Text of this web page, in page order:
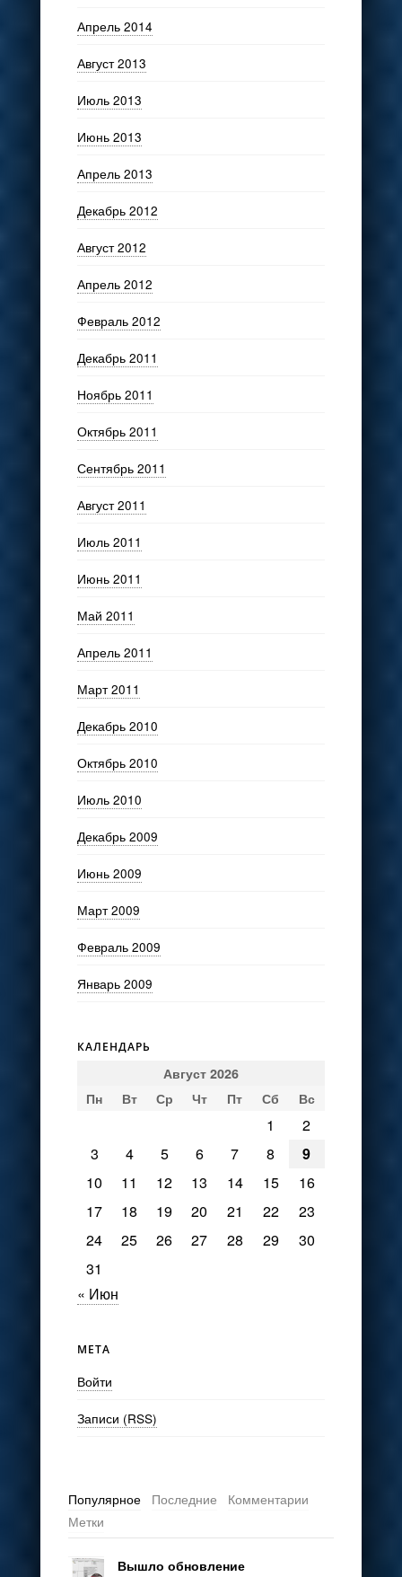
Апрель 2014
Август 2013
Июль 2013
Июнь 2013
Апрель 2013
Декабрь 2012
Август 2012
Апрель 2012
Февраль 2012
Декабрь 2011
Ноябрь 2011
Октябрь 2011
Сентябрь 2011
Август 2011
Июль 2011
Июнь 2011
Май 2011
Апрель 2011
Март 2011
Декабрь 2010
Октябрь 2010
Июль 2010
Декабрь 2009
Июнь 2009
Март 2009
Февраль 2009
Январь 2009
КАЛЕНДАРЬ
Август 2026
Пн
Вт Ср Чт Пт Сб Вс
1
2
3
4 5 6 7 8
9
10
11 12 13 14 15
16
17
18 19 20 21 22
23
24
25 26 27 28 29
30
31
« Июн
МЕТА
Войти
Записи (RSS)
Популярное Последние
Комментарии
Метки
Вышло обновление